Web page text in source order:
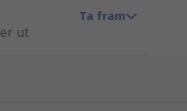
ut
Ta fram